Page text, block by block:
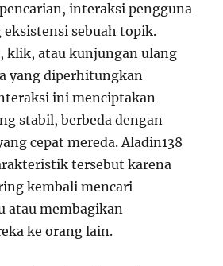
interaksi pengguna
sebuah topik.
klik, atau kunjungan ulang
yang diperhitungkan
ini menciptakan
stabil, berbeda dengan
cepat mereda. Aladin138
tersebut karena
kembali mencari
atau membagikan
ke orang lain.